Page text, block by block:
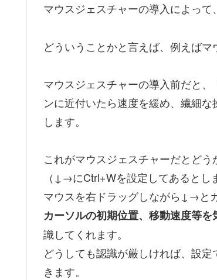
マウスジェスチャーの導入によって
どういうことかと言えば、例えばマ
マウスジェスチャーの導入前だと
ンに近付いたら速度を緩め、繊細
します。
これがマウスジェスチャーだとどう
（↓→にCtrl+Wを設定してあるとし
マウスを右ドラッグしながら↓→と
カーソルの初期位置、移動速度等を
識してくれます。
どうしても認識が厳しければ、設
きます。